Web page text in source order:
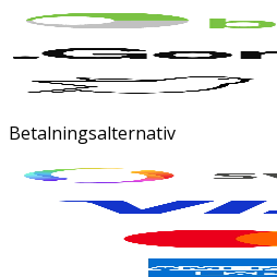
Betalningsalternativ